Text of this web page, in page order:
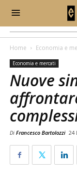
Home Economia e
Economia e mercati
Nuove
Di Francesco Bartolozzi 24